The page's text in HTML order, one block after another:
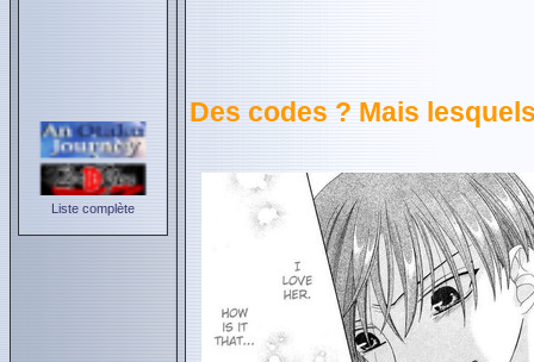
Liste complète
Des codes ? Mais